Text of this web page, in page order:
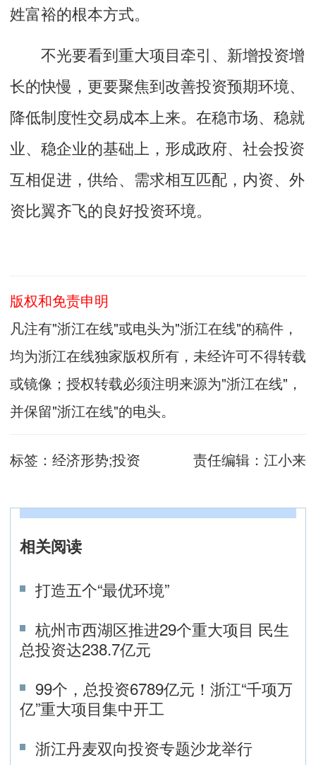
姓富裕的根本方式。
不光要看到重大项目牵引、新增投资增
长的快慢，更要聚焦到改善投资预期环境、
降低制度性交易成本上来。在稳市场、稳就
业、稳企业的基础上，形成政府、社会投资
互相促进，供给、需求相互匹配，内资、外
资比翼齐飞的良好投资环境。
版权和免责申明
凡注有"浙江在线"或电头为"浙江在线"的稿件，
均为浙江在线独家版权所有，未经许可不得转载
或镜像；授权转载必须注明来源为"浙江在线"，
并保留"浙江在线"的电头。
标签： 经济形势;投资 责任编辑： 江小来
相关阅读
打造五个“最优环境”
杭州市西湖区推进29个重大项目 民生
总投资达238.7亿元
99个，总投资6789亿元！浙江“千项万
亿”重大项目集中开工
浙江丹麦双向投资专题沙龙举行